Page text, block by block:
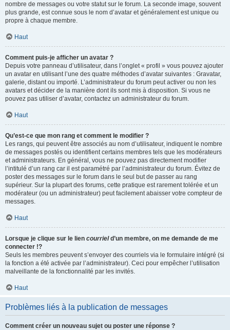
nombre de messages ou votre statut sur le forum. La seconde image, souvent
plus grande, est connue sous le nom d’avatar et généralement est unique ou
propre à chaque membre.
Haut
Comment puis-je afficher un avatar ?
Depuis votre panneau d’utilisateur, dans l’onglet « profil » vous pouvez ajouter
un avatar en utilisant l’une des quatre méthodes d’avatar suivantes : Gravatar,
galerie, distant ou importé. L’administrateur du forum peut activer ou non les
avatars et décider de la manière dont ils sont mis à disposition. Si vous ne
pouvez pas utiliser d’avatar, contactez un administrateur du forum.
Haut
Qu’est-ce que mon rang et comment le modifier ?
Les rangs, qui peuvent être associés au nom d’utilisateur, indiquent le nombre
de messages postés ou identifient certains membres tels que les modérateurs
et administrateurs. En général, vous ne pouvez pas directement modifier
l’intitulé d’un rang car il est paramétré par l’administrateur du forum. Évitez de
poster des messages sur le forum dans le seul but de passer au rang
supérieur. Sur la plupart des forums, cette pratique est rarement tolérée et un
modérateur (ou un administrateur) peut facilement abaisser votre compteur de
messages.
Haut
Lorsque je clique sur le lien courrield’un membre, on me demande de me
connecter !?
Seuls les membres peuvent s’envoyer des courriels via le formulaire intégré (si
la fonction a été activée par l’administrateur). Ceci pour empêcher l’utilisation
malveillante de la fonctionnalité par les invités.
Haut
Problèmes liés à la publication de messages
Comment créer un nouveau sujet ou poster une réponse ?